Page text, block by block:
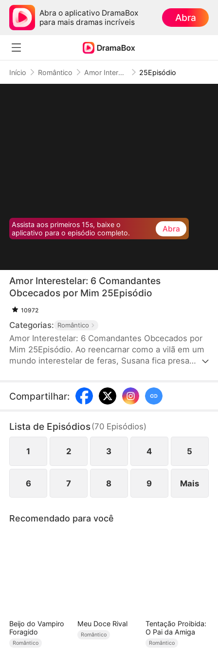
Abra o aplicativo DramaBox
para mais dramas incríveis
Abra
Início Romântico Amor Interestelar: 6 Comandantes Obcecados por Mim 25Episódio
Assista aos primeiros 15s, baixe o
aplicativo para o episódio completo.
Abra
Amor Interestelar: 6 Comandantes
Obcecados por Mim 25Episódio
10972
Categorias: Romântico
Amor Interestelar: 6 Comandantes Obcecados por
Mim 25Episódio. Ao reencarnar como a vilã em um
mundo interestelar de feras, Susana fica presa
desprezam. Ela só quer juntar pontos, mas o Lobo
Prateado perde a cabeça, o Alce enlouquece por
agarrado nela, o Polvo se rende a ela, e o Pirata
não a larga. Os seis que a odiavam agora a cercam
na porta: "Susana, nos conquistou e quer fugir? E
Compartilhar:
Lista de Episódios(70 Episódios)
1 2 3 4 5
6 7 8 9 Mais
Recomendado para você
Beijo do Vampiro
Foragido
Romântico
Meu Doce Rival
Romântico
Tentação Proibida:
O Pai da Amiga
Romântico